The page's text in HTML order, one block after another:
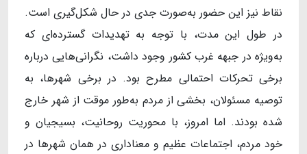
نقاط نیز این حضور به‌صورت جدی در حال شکل‌گیری است.
در طول این مدت، با توجه به تهدیدات گسترده‌ای که
به‌ویژه در جبهه غرب کشور وجود داشت، نگرانی‌هایی درباره
برخی تحرکات احتمالی مطرح بود. در برخی شهرها، به
توصیه مسئولان، بخشی از مردم به‌طور موقت از شهر خارج
شده بودند. اما امروز، با محوریت روحانیت، بسیجیان و
خود مردم، اجتماعات عظیم و معناداری در همان شهرها در